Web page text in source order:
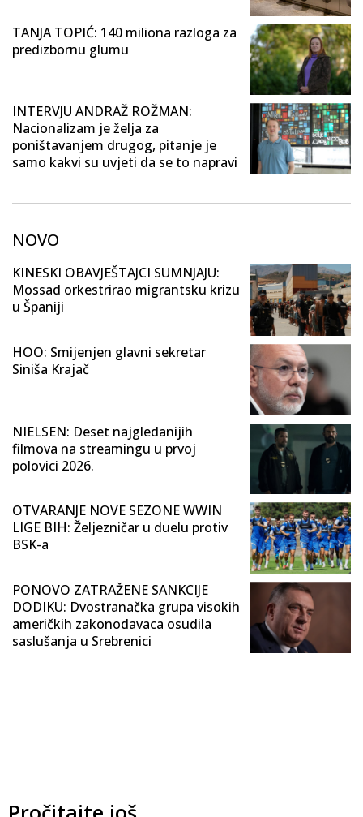
TANJA TOPIĆ: 140 miliona razloga za
predizbornu glumu
INTERVJU ANDRAŽ ROŽMAN:
Nacionalizam je želja za
poništavanjem drugog, pitanje je
samo kakvi su uvjeti da se to napravi
NOVO
KINESKI OBAVJEŠTAJCI SUMNJAJU:
Mossad orkestrirao migrantsku krizu
u Španiji
HOO: Smijenjen glavni sekretar
Siniša Krajač
NIELSEN: Deset najgledanijih
filmova na streamingu u prvoj
polovici 2026.
OTVARANJE NOVE SEZONE WWIN
LIGE BIH: Željezničar u duelu protiv
BSK-a
PONOVO ZATRAŽENE SANKCIJE
DODIKU: Dvostranačka grupa visokih
američkih zakonodavaca osudila
saslušanja u Srebrenici